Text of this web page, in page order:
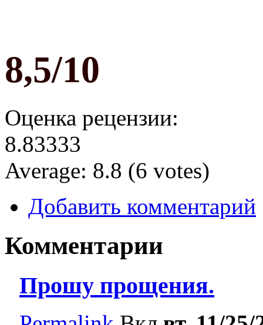
8,5/10
Оценка рецензии:
8.83333
Average: 8.8 (6 votes)
Добавить комментарий
Комментарии
Прошу прощения.